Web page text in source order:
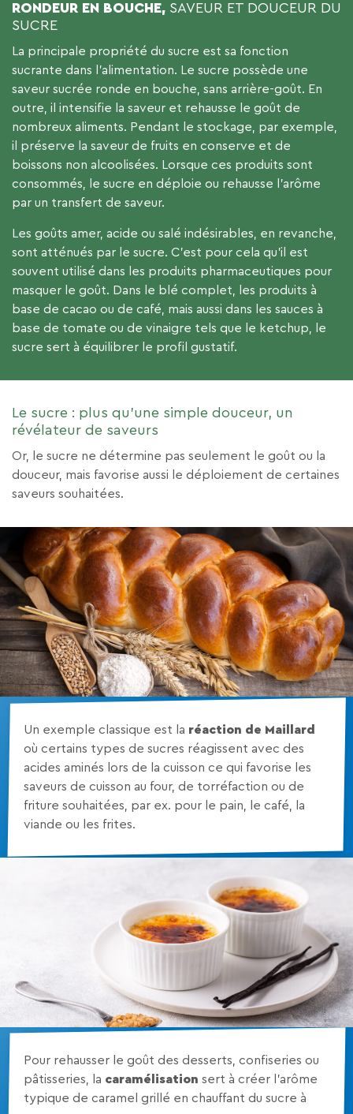
RONDEUR EN BOUCHE, SAVEUR ET DOUCEUR DU
SUCRE
La principale propriété du sucre est sa fonction
sucrante dans l’alimentation. Le sucre possède une
saveur sucrée ronde en bouche, sans arrière-goût. En
outre, il intensifie la saveur et rehausse le goût de
nombreux aliments. Pendant le stockage, par exemple,
il préserve la saveur de fruits en conserve et de
boissons non alcoolisées. Lorsque ces produits sont
consommés, le sucre en déploie ou rehausse l’arôme
par un transfert de saveur.
Les goûts amer, acide ou salé indésirables, en revanche,
sont atténués par le sucre. C’est pour cela qu’il est
souvent utilisé dans les produits pharmaceutiques pour
masquer le goût. Dans le blé complet, les produits à
base de cacao ou de café, mais aussi dans les sauces à
base de tomate ou de vinaigre tels que le ketchup, le
sucre sert à équilibrer le profil gustatif.
Le sucre : plus qu'une simple douceur, un
révélateur de saveurs
Or, le sucre ne détermine pas seulement le goût ou la
douceur, mais favorise aussi le déploiement de certaines
saveurs souhaitées.
Un exemple classique est la réaction de Maillard
où certains types de sucres réagissent avec des
acides aminés lors de la cuisson ce qui favorise les
saveurs de cuisson au four, de torréfaction ou de
friture souhaitées, par ex. pour le pain, le café, la
viande ou les frites.
Pour rehausser le goût des desserts, confiseries ou
pâtisseries, la caramélisation sert à créer l’arôme
typique de caramel grillé en chauffant du sucre à